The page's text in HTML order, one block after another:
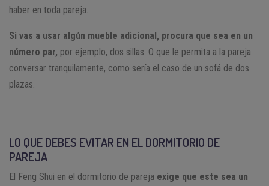
haber en toda pareja.
Si vas a usar algún mueble adicional, procura que sea en un
número par, por ejemplo, dos sillas. O que le permita a la pareja
conversar tranquilamente, como sería el caso de un sofá de dos
plazas.
LO QUE DEBES EVITAR EN EL DORMITORIO DE
PAREJA
El Feng Shui en el dormitorio de pareja exige que este sea un